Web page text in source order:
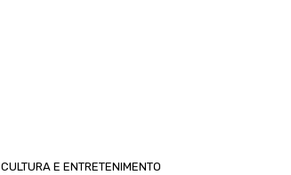
CULTURA E ENTRETENIMENTO